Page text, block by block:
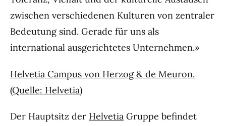
zwischen verschiedenen Kulturen von zentraler
Bedeutung sind. Gerade für uns als
international ausgerichtetes Unternehmen.»
Helvetia Campus von Herzog & de Meuron.
(Quelle: Helvetia)
Der Hauptsitz der Helvetia Gruppe befindet